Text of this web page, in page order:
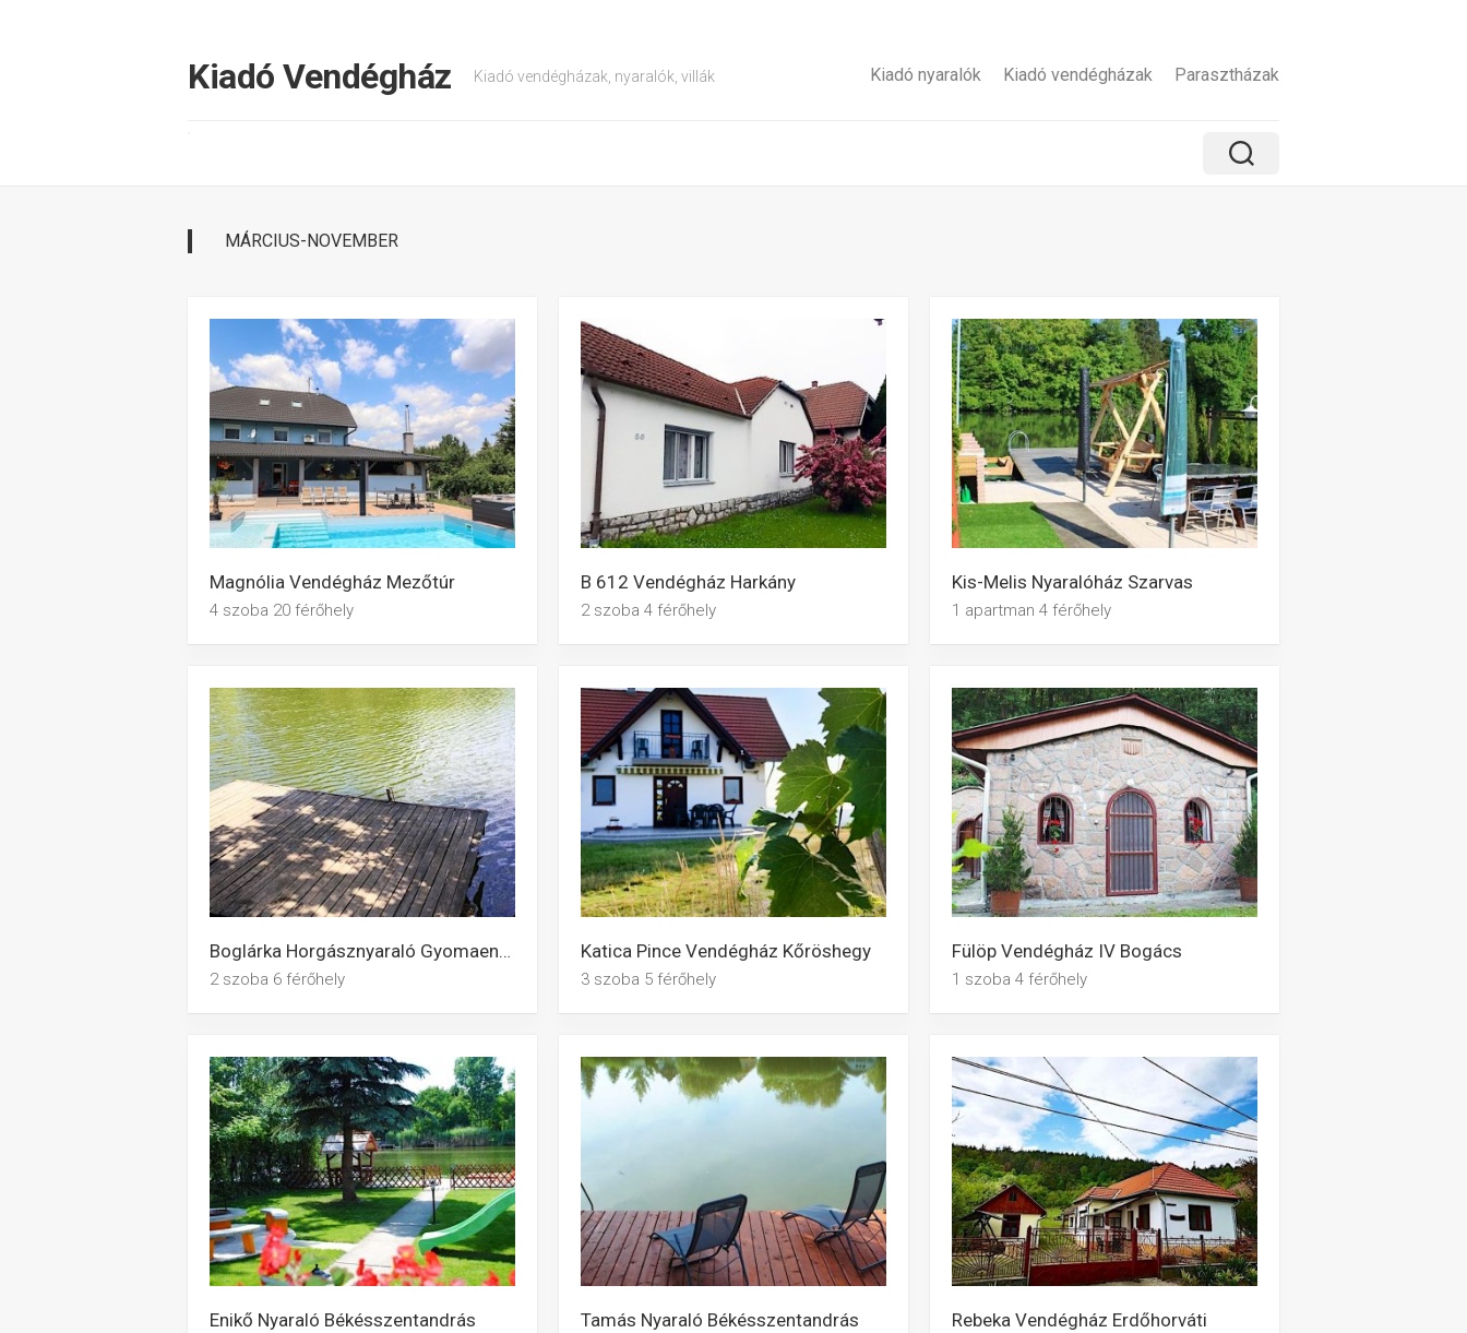
Kiadó Vendégház Kiadó vendégházak, nyaralók, villák Kiadó nyaralók Kiadó vendégházak Parasztházak
MÁRCIUS-NOVEMBER
Magnólia Vendégház Mezőtúr
4 szoba 20 férőhely
B 612 Vendégház Harkány
2 szoba 4 férőhely
Kis-Melis Nyaralóház Szarvas
1 apartman 4 férőhely
Boglárka Horgásznyaraló Gyomaendrőd
2 szoba 6 férőhely
Katica Pince Vendégház Kőröshegy
3 szoba 5 férőhely
Fülöp Vendégház IV Bogács
1 szoba 4 férőhely
Enikő Nyaraló Békésszentandrás Tamás Nyaraló Békésszentandrás Rebeka Vendégház Erdőhorváti